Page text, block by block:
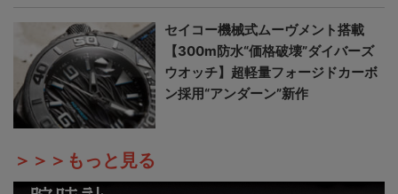
セイコー機械式ムーヴメント搭載
【300m防水“価格破壊”ダイバーズ
ウオッチ】超軽量フォージドカーボ
ン採用“アンダーン”新作
＞＞＞もっと見る